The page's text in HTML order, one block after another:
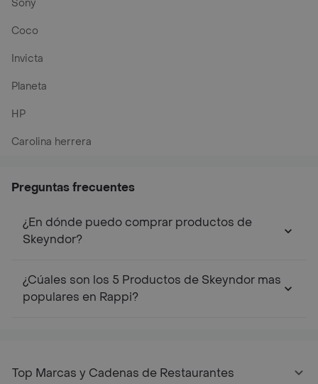
Sony
Coco
Invicta
Planeta
HP
Carolina herrera
Preguntas frecuentes
¿En dónde puedo comprar productos de
Skeyndor?
¿Cúales son los 5 Productos de Skeyndor mas
populares en Rappi?
Top Marcas y Cadenas de Restaurantes